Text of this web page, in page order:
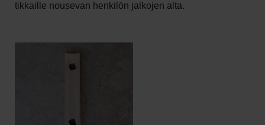
tikkaille nousevan henkilön jalkojen alta.